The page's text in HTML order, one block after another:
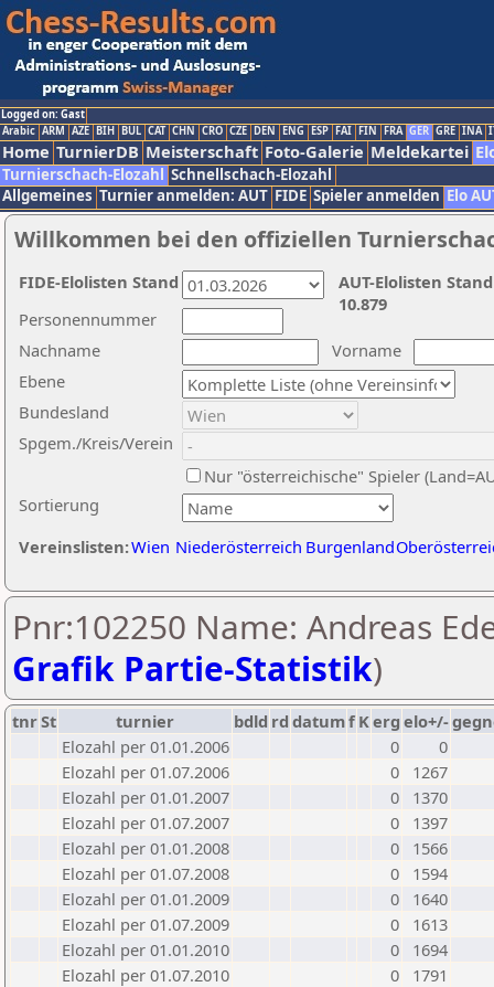
Logged on: Gast
Arabic ARM AZE BIH BUL CAT CHN CRO CZE DEN ENG ESP FAI FIN FRA GER GRE INA
Home TurnierDB Meisterschaft Foto-Galerie Meldekartei
Turnierschach-Elozahl Schnellschach-Elozahl
Allgemeines Turnier anmelden: AUT FIDE Spieler anmelden Elo
Willkommen bei den offiziellen
Nachname
Vorname
Ebene
Sortierung
Personennummer
Bundesland
Spgem./Kreis/Verein
Nur "österreichische" Spieler
Vereinslisten:Wien Niederösterreich Burgenland
AUT-Elolisten
10.879
FIDE-Elolisten Stand
Pnr:102250 Name: Andreas
Grafik Partie-Statistik)
tnrSt turnier bdld rd datumf Kerg elo+/-
Elozahl per 01.01.2006
0
0
Elozahl per 01.07.2006
0
1267
Elozahl per 01.01.2007
0
1370
Elozahl per 01.07.2007
0
1397
Elozahl per 01.01.2008
0
1566
Elozahl per 01.07.2008
0
1594
Elozahl per 01.01.2009
0
1640
Elozahl per 01.07.2009
0
1613
Elozahl per 01.01.2010
0
1694
Elozahl per 01.07.2010
0
1791